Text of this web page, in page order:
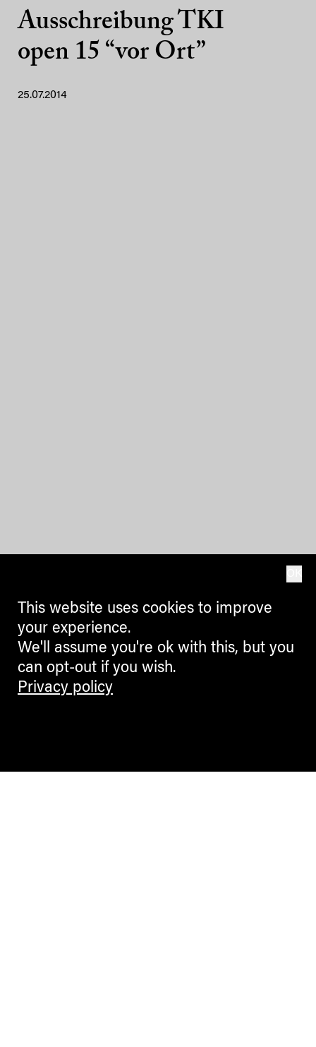
Ausschreibung TKI
open 15 “vor Ort”
25.07.2014
This website uses cookies to improve
your experience.
We'll assume you're ok with this, but you
can opt-out if you wish.
Privacy policy